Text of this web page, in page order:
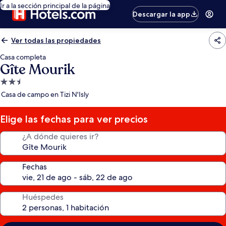
Ir a la sección principal de la página
Descargar la app
Ver todas las propiedades
Casa completa
Gîte Mourik
Propiedad
de
estrellas
Casa de campo en Tizi N'Isly
Elige las fechas para ver precios
¿A dónde quieres ir?
Fechas
Huéspedes